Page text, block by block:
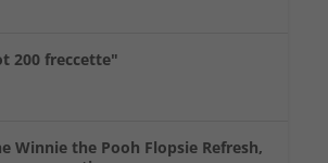
200 freccette"
Winnie the Pooh Flopsie Refresh,